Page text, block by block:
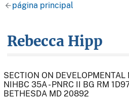
página principal
Rebecca Hipp
SECTION ON DEVELOPMENTAL
NIHBC 35A - PNRC II BG RM
BETHESDA MD 20892